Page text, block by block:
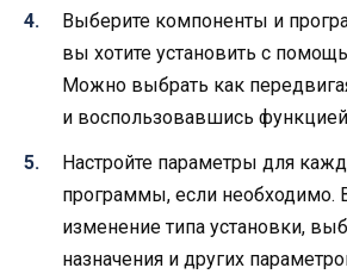
Выберите компоненты и
вы хотите установить с
Можно выбрать как
и воспользовавшись
Настройте параметры для
программы, если необходимо.
изменение типа установки,
назначения и других